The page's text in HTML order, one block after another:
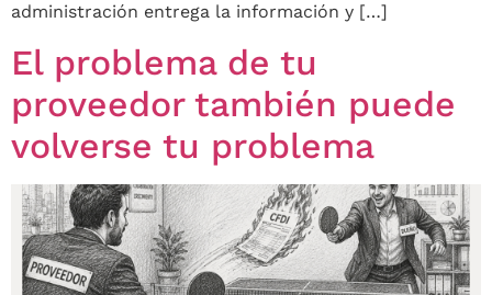
administración entrega la información y […]
El problema de tu
proveedor también puede
volverse tu problema